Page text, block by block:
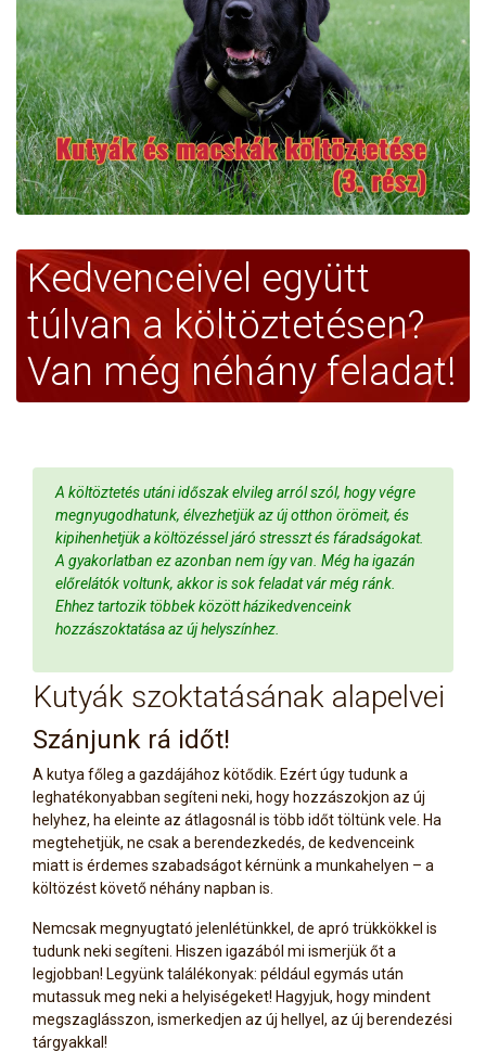
Kedvenceivel együtt
túlvan a költöztetésen?
Van még néhány feladat!
A költöztetés utáni időszak elvileg arról szól, hogy végre
megnyugodhatunk, élvezhetjük az új otthon örömeit, és
kipihenhetjük a költözéssel járó stresszt és fáradságokat.
A gyakorlatban ez azonban nem így van. Még ha igazán
előrelátók voltunk, akkor is sok feladat vár még ránk.
Ehhez tartozik többek között házikedvenceink
hozzászoktatása az új helyszínhez.
Kutyák szoktatásának alapelvei
Szánjunk rá időt!
A kutya főleg a gazdájához kötődik. Ezért úgy tudunk a
leghatékonyabban segíteni neki, hogy hozzászokjon az új
helyhez, ha eleinte az átlagosnál is több időt töltünk vele. Ha
megtehetjük, ne csak a berendezkedés, de kedvenceink
miatt is érdemes szabadságot kérnünk a munkahelyen – a
költözést követő néhány napban is.
Nemcsak megnyugtató jelenlétünkkel, de apró trükkökkel is
tudunk neki segíteni. Hiszen igazából mi ismerjük őt a
legjobban! Legyünk találékonyak: például egymás után
mutassuk meg neki a helyiségeket! Hagyjuk, hogy mindent
megszaglásszon, ismerkedjen az új hellyel, az új berendezési
tárgyakkal!